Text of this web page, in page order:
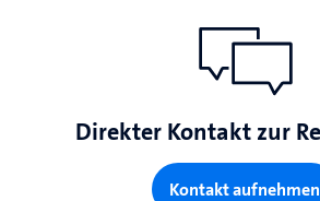
Direkter Kontakt zur
Kontakt aufnehmen